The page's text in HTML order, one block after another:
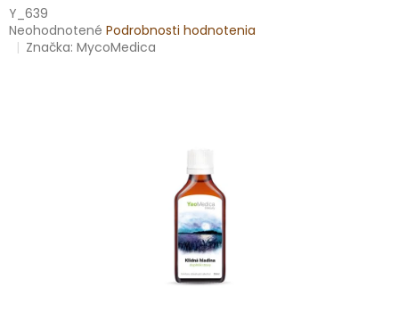
Y_639
Priemerné
hodnotenie
Neohodnotené Podrobnosti hodnotenia
Značka:MycoMedica